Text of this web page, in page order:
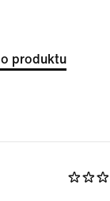
produktu